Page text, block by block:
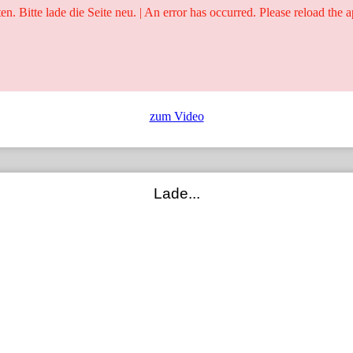
zum Video
Lade...
Bitte lade die Seite neu. | An error has occurred. Please reload the